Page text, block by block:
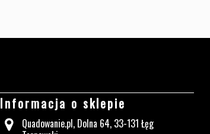
Informacja o sklepie
Quadowanie.pl, Dolna 64, 33-131 Łęg